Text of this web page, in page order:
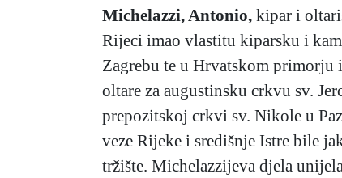
Michelazzi, Antonio, kipar i
Rijeci imao vlastitu kiparsku i
Zagrebu te u Hrvatskom
oltare za augustinsku crkvu sv.
prepozitskoj crkvi sv. Nikole u
veze Rijeke i središnje Istre bile
tržište. Michelazzijeva djela